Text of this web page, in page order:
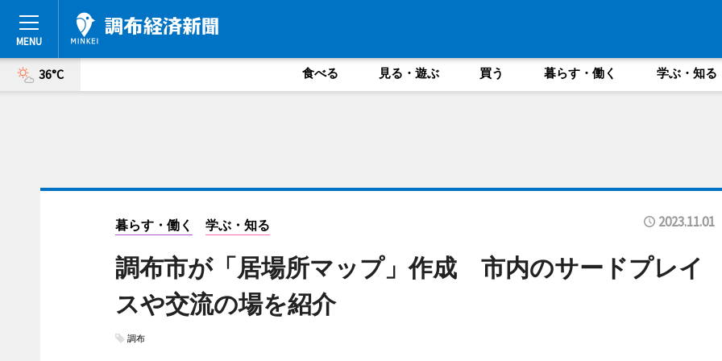
36°C 食べる 見る・遊ぶ 買う 暮らす・働く 学ぶ・知る
暮らす・働く 学ぶ・知る 2023.11.01
調布市が「居場所マップ」作成 市内のサードプレイ
スや交流の場を紹介
調布